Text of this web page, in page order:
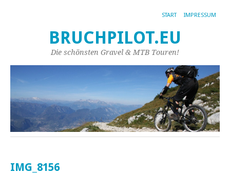
START IMPRESSUM
BRUCHPILOT.EU
Die schönsten Gravel & MTB Touren!
IMG_8156